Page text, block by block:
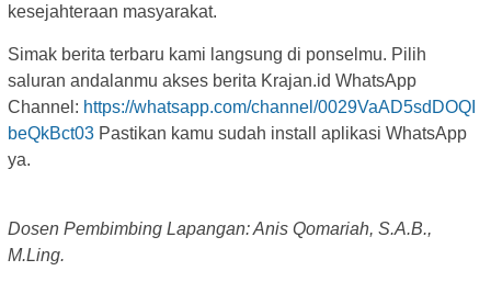
kesejahteraan masyarakat.
Simak berita terbaru kami langsung di ponselmu. Pilih
saluran andalanmu akses berita Krajan.id WhatsApp
Channel: https://whatsapp.com/channel/0029VaAD5sdDOQI
beQkBct03 Pastikan kamu sudah install aplikasi WhatsApp
ya.
Dosen Pembimbing Lapangan: Anis Qomariah, S.A.B.,
M.Ling.